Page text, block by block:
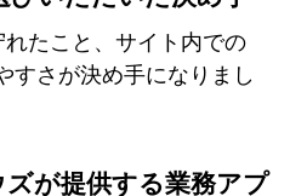
たこと、サイト内での
すさが決め手になりまし
が提供する業務アプ